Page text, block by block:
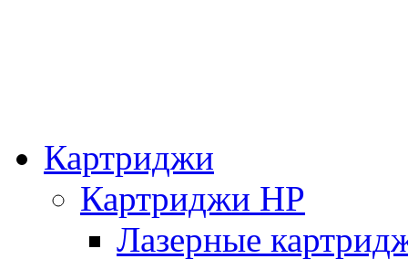
Картриджи
Картриджи HP
Лазерные